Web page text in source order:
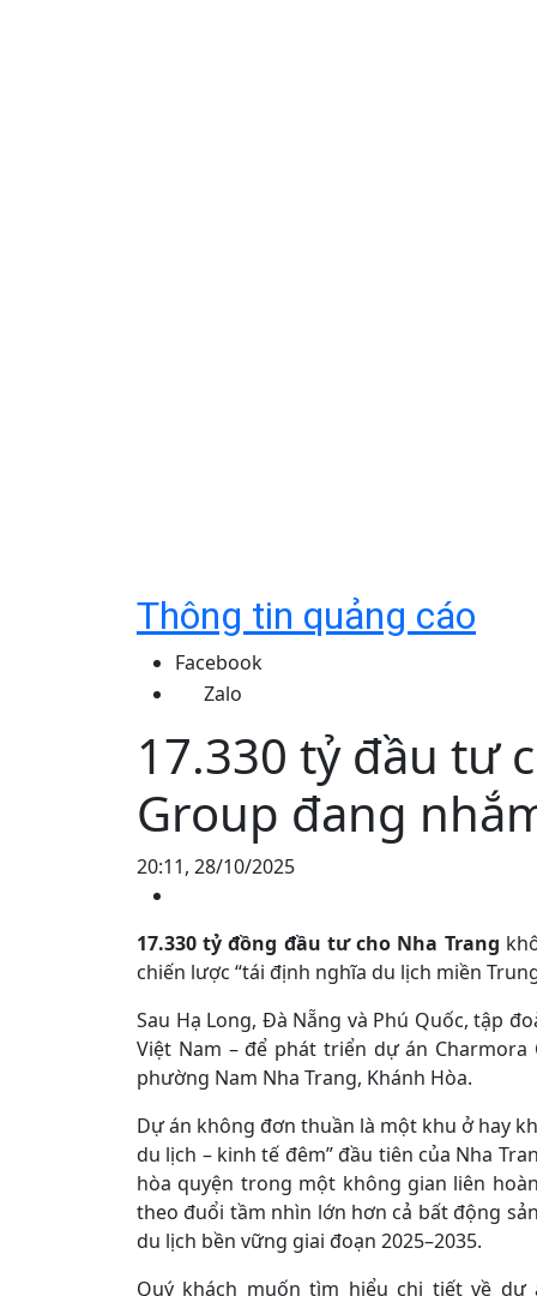
Thông tin quảng cáo
Facebook
Zalo
17.330 tỷ đầu tư
Group đang
20:11, 28/10/2025
17.330 tỷ đồng đầu tư cho Nha Trang
chiến lược “tái định nghĩa du lịch miền
Sau Hạ Long, Đà Nẵng và Phú Quốc, tập
Việt Nam – để phát triển dự án
phường Nam Nha Trang, Khánh Hòa.
Dự án không đơn thuần là một khu ở hay
du lịch – kinh tế đêm” đầu tiên của Nha
hòa quyện trong một không gian liên
theo đuổi tầm nhìn lớn hơn cả bất động
du lịch bền vững giai đoạn 2025–2035.
Quý khách muốn tìm hiểu chi tiết về dự